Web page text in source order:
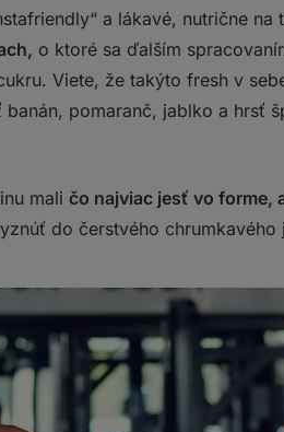
a lákavé, nutrične na
o ktoré sa ďalším
Viete, že takýto fresh v
pomaranč, jablko a hrsť
mali čo najviac jesť vo forme,
do čerstvého